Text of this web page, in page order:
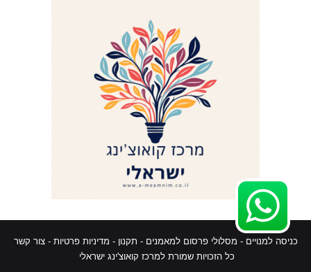
כניסה למנויים - מסלולי פרסום למאמנים - תקנון - מדיניות פרטיות -צור קשר
כל הזכויות שמורת למרכז קואוצ'ינג ישראלי